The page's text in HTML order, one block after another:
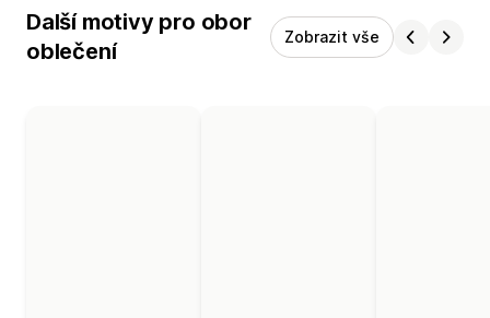
Další motivy pro obor
oblečení
Zobrazit vše